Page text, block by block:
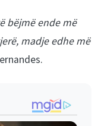
bëjmë ende më
madje edhe më